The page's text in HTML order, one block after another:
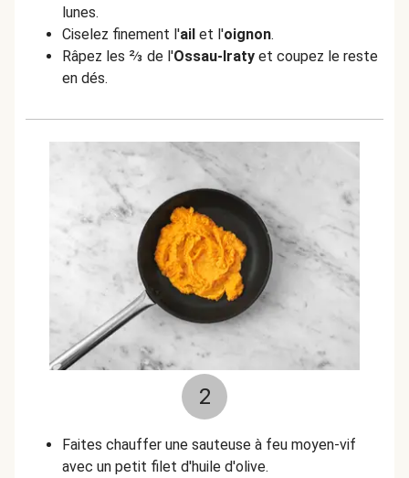
lunes.
Ciselez finement l'ail et l'oignon.
Râpez les ⅔ de l'Ossau-Iraty et coupez le reste
en dés.
2
Faites chauffer une sauteuse à feu moyen-vif
avec un petit filet d'huile d'olive.